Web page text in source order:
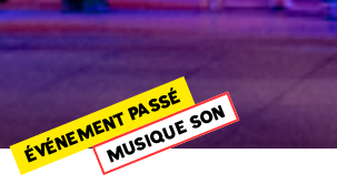
ÉVÉNEMENT PASSÉ
MUSIQUE SON